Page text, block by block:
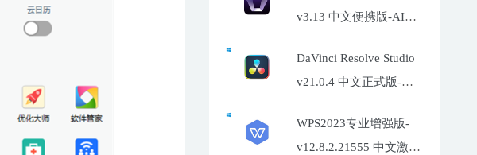
v3.13 中文便携版-AI照
DaVinci Resolve Studio
v21.0.4 中文正式版-达
WPS2023专业增强版-
v12.8.2.21555 中文激活